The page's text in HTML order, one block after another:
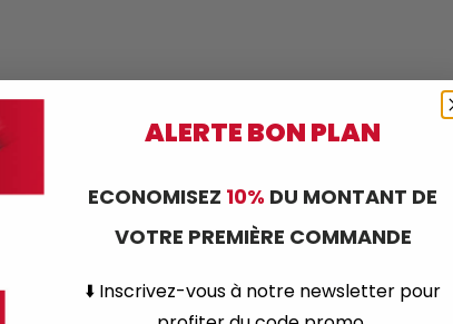
Objet de la demande
ALERTE BON PLAN
ECONOMISEZ 10% DU MONTANT DE
VOTRE PREMIÈRE COMMANDE
⬇️ Inscrivez-vousà notre newsletter pour